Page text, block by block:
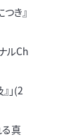
き』
ルCh
」(2
真